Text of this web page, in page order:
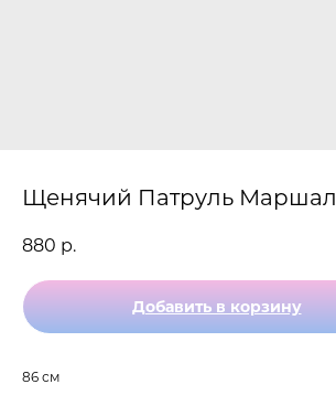
Щенячий Патруль Маршал
880 р.
Добавить в корзину
86 см